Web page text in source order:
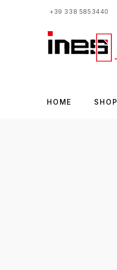
+39 338 5853440
HOME SHOP